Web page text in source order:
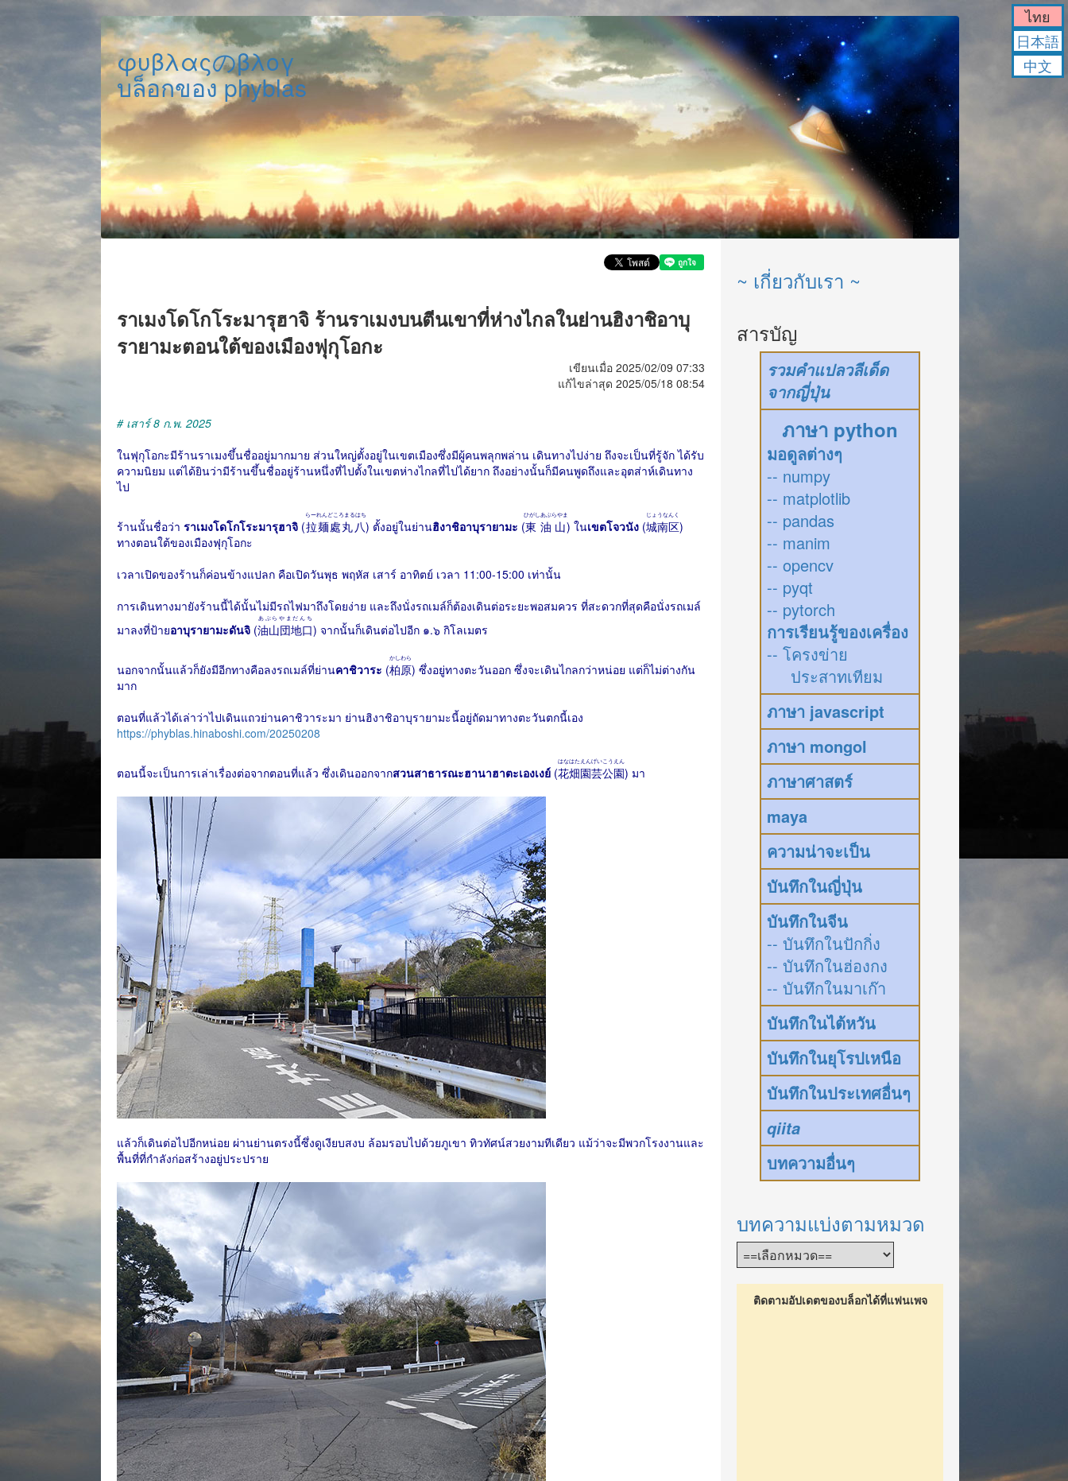
φυβλαςのβλογ
บล็อกของ phyblas
ราเมงโดโกโระมารุฮาจิ ร้านราเมงบนตีนเขาที่ห่างไกลในย่านฮิงาชิอาบุ
รายามะตอนใต้ของเมืองฟุกุโอกะ
เขียนเมื่อ 2025/02/09 07:33
แก้ไขล่าสุด 2025/05/18 08:54
# เสาร์ 8 ก.พ. 2025
ในฟุกุโอกะมีร้านราเมงขึ้นชื่ออยู่มากมาย ส่วนใหญ่ตั้งอยู่ในเขตเมืองซึ่งมีผู้คนพลุกพล่าน เดินทางไปง่าย ถึงจะเป็นที่รู้จัก ได้รับ
ความนิยม แต่ได้ยินว่ามีร้านขึ้นชื่ออยู่ร้านหนึ่งที่ไปตั้งในเขตห่างไกลที่ไปได้ยาก ถึงอย่างนั้นก็มีคนพูดถึงและอุตส่าห์เดินทาง
ไป
ร้านนั้นชื่อว่า ราเมงโดโกโระมารุฮาจิ (拉麺處丸八
らーれんどころまるはち
) ตั้งอยู่ในย่านฮิงาชิอาบุรายามะ (東油山
ひがしあぶらやま
) ในเขตโจวนัง (城南区
じょうなんく
)
ทางตอนใต้ของเมืองฟุกุโอกะ
เวลาเปิดของร้านก็ค่อนข้างแปลก คือเปิดวันพุธ พฤหัส เสาร์ อาทิตย์ เวลา 11:00-15:00 เท่านั้น
การเดินทางมายังร้านนี้ได้นั้นไม่มีรถไฟมาถึงโดยง่าย และถึงนั่งรถเมล์ก็ต้องเดินต่อระยะพอสมควร ที่สะดวกที่สุดคือนั่งรถเมล์
มาลงที่ป้ายอาบุรายามะดันจิ (油山団地口
あぶらやまだんち
) จากนั้นก็เดินต่อไปอีก ๑.๖ กิโลเมตร
นอกจากนั้นแล้วก็ยังมีอีกทางคือลงรถเมล์ที่ย่านคาชิวาระ (柏原
かしわら
) ซึ่งอยู่ทางตะวันออก ซึ่งจะเดินไกลกว่าหน่อย แต่ก็ไม่ต่างกัน
มาก
ตอนที่แล้วได้เล่าว่าไปเดินแถวย่านคาชิวาระมา ย่านฮิงาชิอาบุรายามะนี้อยู่ถัดมาทางตะวันตกนี้เอง
https://phyblas.hinaboshi.com/20250208
ตอนนี้จะเป็นการเล่าเรื่องต่อจากตอนที่แล้ว ซึ่งเดินออกจากสวนสาธารณะฮานาฮาตะเองเงย์ (花畑園芸公園
はなはたえんげいこうえん
) มา
แล้วก็เดินต่อไปอีกหน่อย ผ่านย่านตรงนี้ซึ่งดูเงียบสงบ ล้อมรอบไปด้วยภูเขา ทิวทัศน์สวยงามทีเดียว แม้ว่าจะมีพวกโรงงานและ
พื้นที่ที่กำลังก่อสร้างอยู่ประปราย
~ เกี่ยวกับเรา ~
สารบัญ
รวมคำแปลวลีเด็ด
จากญี่ปุ่น
ภาษา python
มอดูลต่างๆ
-- numpy
-- matplotlib
-- pandas
-- manim
-- opencv
-- pyqt
-- pytorch
การเรียนรู้ของเครื่อง
-- โครงข่าย
ประสาทเทียม
ภาษา javascript
ภาษา mongol
ภาษาศาสตร์
maya
ความน่าจะเป็น
บันทึกในญี่ปุ่น
บันทึกในจีน
-- บันทึกในปักกิ่ง
-- บันทึกในฮ่องกง
-- บันทึกในมาเก๊า
บันทึกในไต้หวัน
บันทึกในยุโรปเหนือ
บันทึกในประเทศอื่นๆ
qiita
บทความอื่นๆ
บทความแบ่งตามหมวด
ติดตามอัปเดตของบล็อกได้ที่แฟนเพจ
ไทย
日本語
中文